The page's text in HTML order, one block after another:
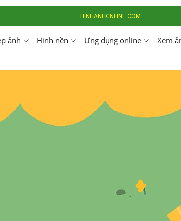
HINHANHONLINE.COM
ảnh Hình nền Ứng dụng online Xem